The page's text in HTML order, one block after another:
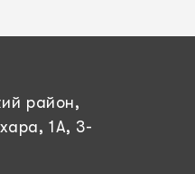
район,
1А, 3-